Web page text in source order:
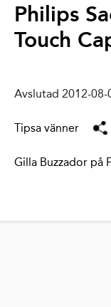
Philips
Touch
Avslutad 2012-08-
Tipsa vänner
Gilla Buzzador på